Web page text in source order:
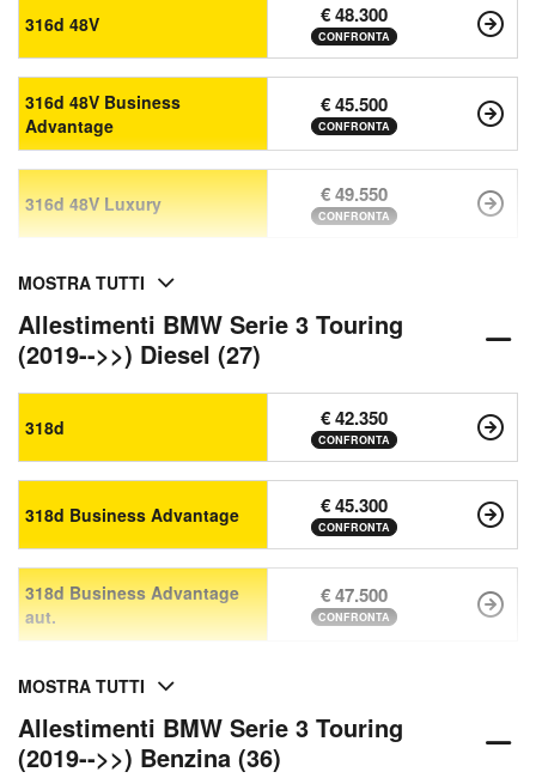
316d 48V € 48.300
CONFRONTA
316d 48V Business
Advantage
€ 45.500
CONFRONTA
316d 48V Luxury € 49.550
CONFRONTA
MOSTRA TUTTI
Allestimenti BMW Serie 3 Touring
(2019-->>) Diesel (27)
318d € 42.350
CONFRONTA
318d Business Advantage € 45.300
CONFRONTA
318d Business Advantage
aut.
€ 47.500
CONFRONTA
MOSTRA TUTTI
Allestimenti BMW Serie 3 Touring
(2019-->>) Benzina (36)